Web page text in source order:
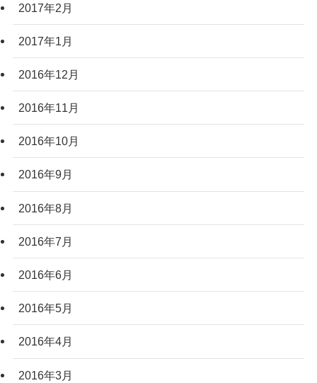
2017年2月
2017年1月
2016年12月
2016年11月
2016年10月
2016年9月
2016年8月
2016年7月
2016年6月
2016年5月
2016年4月
2016年3月